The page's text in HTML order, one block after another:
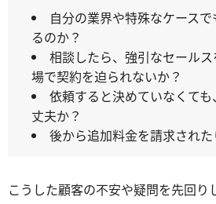
自分の業界や特殊なケース
るのか？
相談したら、強引なセール
場で契約を迫られないか？
依頼すると決めていなくて
丈夫か？
後から追加料金を請求された
こうした顧客の不安や疑問を先回り